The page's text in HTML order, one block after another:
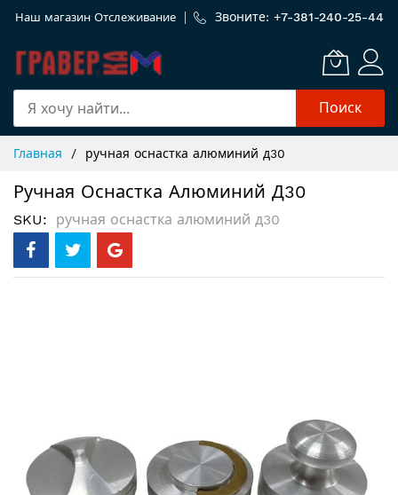
Наш магазин Отслеживание Звоните: +7-381-240-25-44
Поиск
Content
Главная ручная оснастка алюминий д30
Ручная Оснастка Алюминий Д30
SKU ручная оснастка алюминий д30